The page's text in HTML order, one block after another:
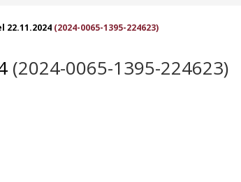
22.11.2024 (2024-0065-1395-224623)
(2024-0065-1395-224623)